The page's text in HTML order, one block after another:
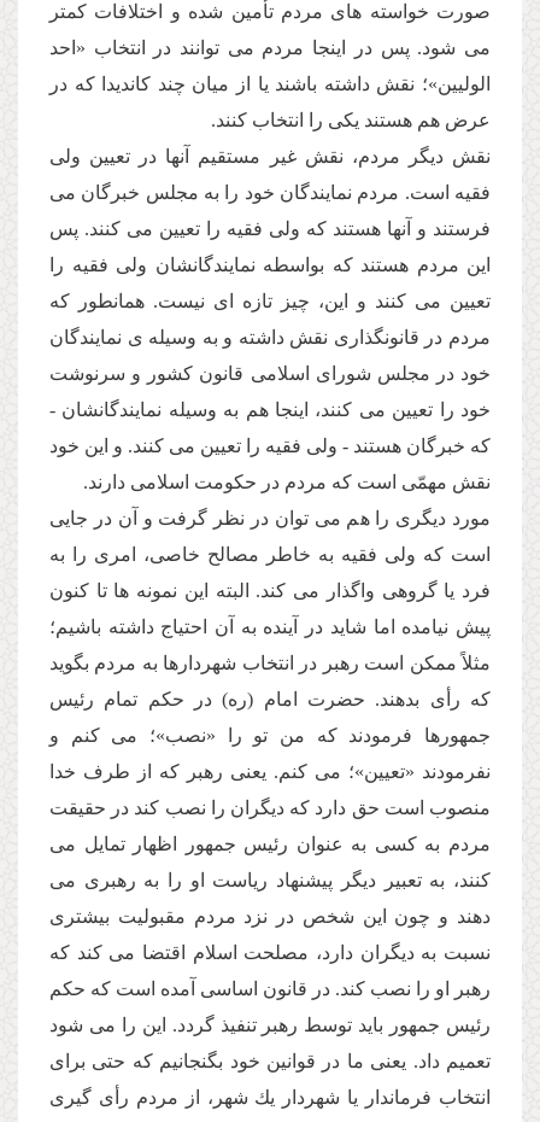
صورت خواسته هاى مردم تأمین شده و اختلافات كمتر
مى شود. پس در اینجا مردم مى توانند در انتخاب «احد
الولیین»؛ نقش داشته باشند یا از میان چند كاندیدا كه در
عرض هم هستند یكى را انتخاب كنند.
نقش دیگر مردم، نقش غیر مستقیم آنها در تعیین ولى
فقیه است. مردم نمایندگان خود را به مجلس خبرگان مى
فرستند و آنها هستند كه ولى فقیه را تعیین مى كنند. پس
این مردم هستند كه بواسطه نمایندگانشان ولى فقیه را
تعیین مى كنند و این، چیز تازه اى نیست. همانطور كه
مردم در قانونگذارى نقش داشته و به وسیله ى نمایندگان
خود در مجلس شوراى اسلامى قانون كشور و سرنوشت
خود را تعیین مى كنند، اینجا هم به وسیله نمایندگانشان -
كه خبرگان هستند - ولى فقیه را تعیین مى كنند. و این خود
نقش مهمّى است كه مردم در حكومت اسلامى دارند.
مورد دیگرى را هم مى توان در نظر گرفت و آن در جایى
است كه ولى فقیه به خاطر مصالح خاصى، امرى را به
فرد یا گروهى واگذار مى كند. البته این نمونه ها تا كنون
پیش نیامده اما شاید در آینده به آن احتیاج داشته باشیم؛
مثلاً ممكن است رهبر در انتخاب شهردارها به مردم بگوید
كه رأى بدهند. حضرت امام (ره) در حكم تمام رئیس
جمهورها فرمودند كه من تو را «نصب»؛ مى كنم و
نفرمودند «تعیین»؛ مى كنم. یعنى رهبر كه از طرف خدا
منصوب است حق دارد كه دیگران را نصب كند در حقیقت
مردم به كسى به عنوان رئیس جمهور اظهار تمایل مى
كنند، به تعبیر دیگر پیشنهاد ریاست او را به رهبرى مى
دهند و چون این شخص در نزد مردم مقبولیت بیشترى
نسبت به دیگران دارد، مصلحت اسلام اقتضا مى كند كه
رهبر او را نصب كند. در قانون اساسى آمده است كه حكم
رئیس جمهور باید توسط رهبر تنفیذ گردد. این را مى شود
تعمیم داد. یعنى ما در قوانین خود بگنجانیم كه حتى براى
انتخاب فرماندار یا شهردار یك شهر، از مردم رأى گیرى